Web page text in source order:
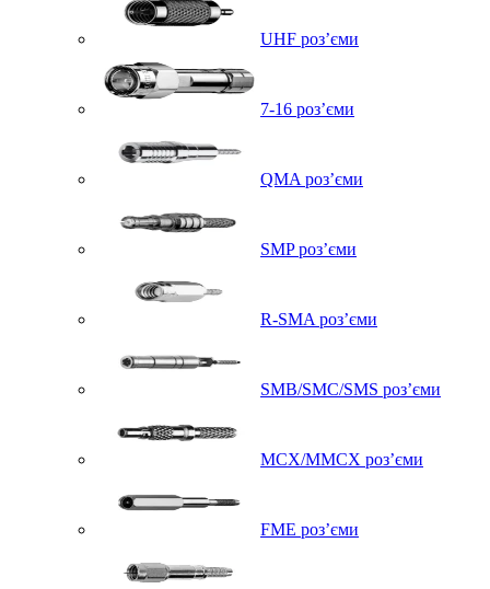
UHF роз’єми
7-16 роз’єми
QMA роз’єми
SMP роз’єми
R-SMA роз’єми
SMB/SMC/SMS роз’єми
MCX/MMCX роз’єми
FME роз’єми